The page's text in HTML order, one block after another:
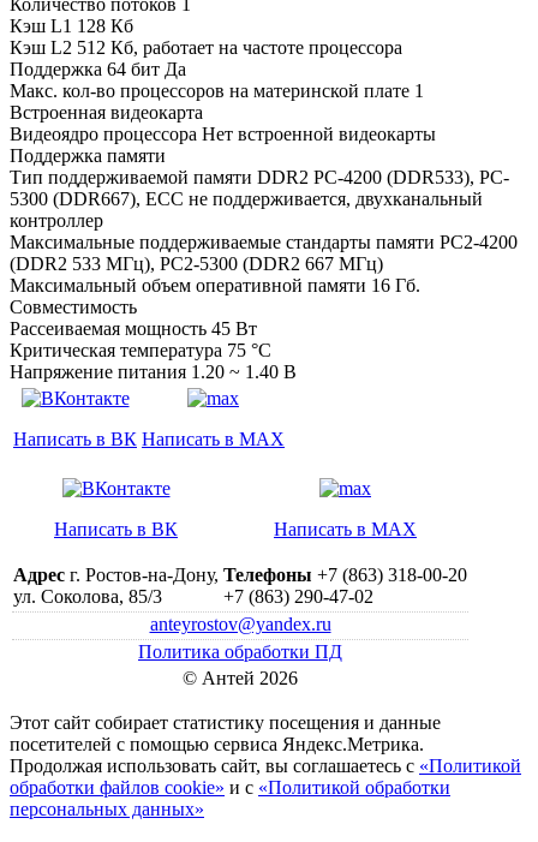
Кэш L1 128 Кб
Кэш L2 512 Кб, работает на частоте процессора
Поддержка 64 бит Да
Макс. кол-во процессоров на материнской плате 1
Встроенная видеокарта
Видеоядро процессора Нет встроенной видеокарты
Поддержка памяти
Тип поддерживаемой памяти DDR2 PC-4200 (DDR533), PC-
5300 (DDR667), ECC не поддерживается, двухканальный
контроллер
Максимальные поддерживаемые стандарты памяти PC2-4200
(DDR2 533 МГц), PC2-5300 (DDR2 667 МГц)
Максимальный объем оперативной памяти 16 Гб.
Совместимость
Рассеиваемая мощность 45 Вт
Критическая температура 75 °C
Напряжение питания 1.20 ~ 1.40 В
Написать в ВК Написать в MAX
Написать в ВК Написать в MAX
Адрес г. Ростов-на-Дону,
ул. Соколова, 85/3
Телефоны +7 (863) 318-00-20
+7 (863) 290-47-02
anteyrostov@yandex.ru
Политика обработки ПД
© Антей 2026
Этот сайт собирает статистику посещения и данные
посетителей c помощью сервиса Яндекс.Метрика.
Продолжая использовать сайт, вы соглашаетесь с «Политикой
обработки файлов cookie» и с «Политикой обработки
персональных данных»